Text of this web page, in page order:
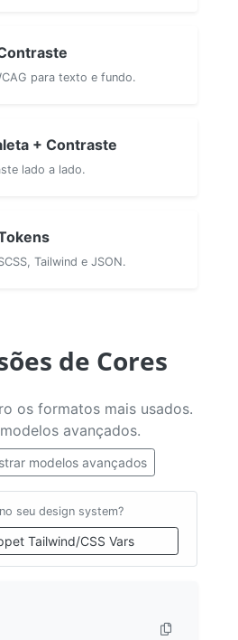
para texto e fundo.
+ Contraste
lado a lado.
Tailwind e JSON.
de Cores
os formatos mais usados.
avançados.
modelos avançados
seu design system?
Tailwind/CSS Vars